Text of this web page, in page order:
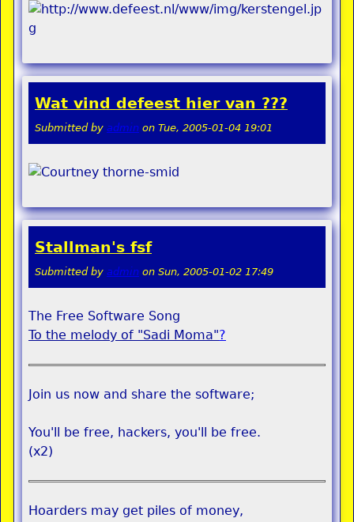
Wat vind defeest hier van ???
Submitted by admin on Tue, 2005-01-04 19:01
Stallman's fsf
Submitted by admin on Sun, 2005-01-02 17:49
The Free Software Song
To the melody of "Sadi Moma"?
Join us now and share the software;
You'll be free, hackers, you'll be free.
(x2)
Hoarders may get piles of money,